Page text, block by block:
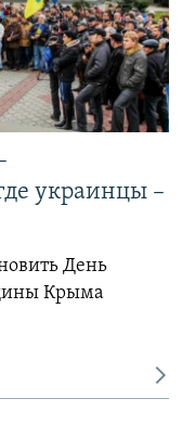
украинцы –
День
Крыма